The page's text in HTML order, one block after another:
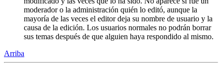
moderador o la administración quién lo editó, aunque la
mayoría de las veces el editor deja su nombre de usuario y la
causa de la edición. Los usuarios normales no podrán borrar
sus temas después de que alguien haya respondido al mismo.
Arriba